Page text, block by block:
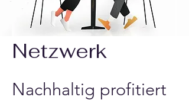
Netzwerk
Nachhaltig profitiert